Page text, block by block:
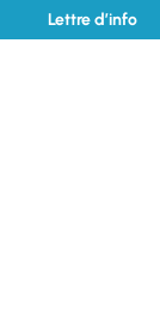
Lettre d’info